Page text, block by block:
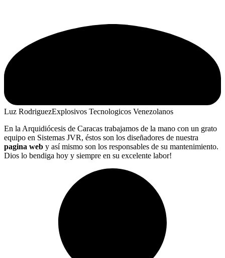
Luz RodriguezExplosivos Tecnologicos Venezolanos
En la Arquidiócesis de Caracas trabajamos de la mano con un grato
equipo en Sistemas JVR, éstos son los diseñadores de nuestra
pagina web y así mismo son los responsables de su mantenimiento.
Dios lo bendiga hoy y siempre en su excelente labor!